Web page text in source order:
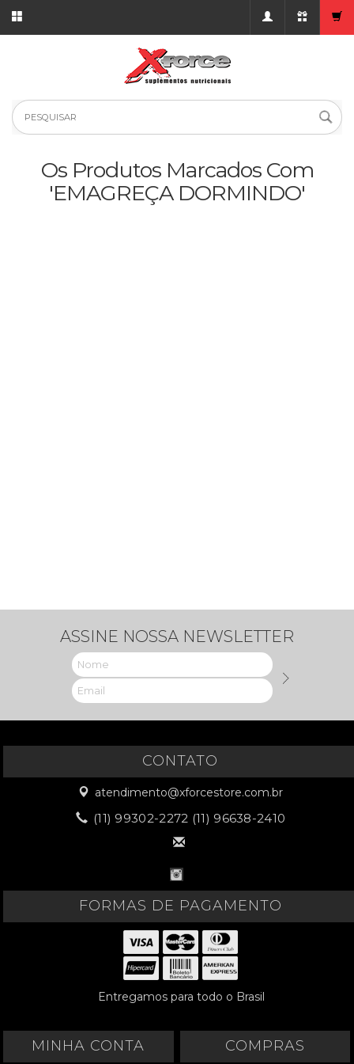
Os Produtos Marcados Com
'EMAGREÇA DORMINDO'
ASSINE NOSSA NEWSLETTER
CONTATO
atendimento@xforcestore.com.br
(11) 99302-2272 (11) 96638-2410
FORMAS DE PAGAMENTO
Entregamos para todo o Brasil
MINHA CONTA COMPRAS